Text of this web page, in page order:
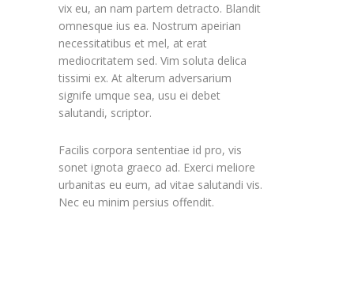
vix eu, an nam partem detracto. Blandit
omnesque ius ea. Nostrum apeirian
necessitatibus et mel, at erat
mediocritatem sed. Vim soluta delica
tissimi ex. At alterum adversarium
signife umque sea, usu ei debet
salutandi, scriptor.
Facilis corpora sententiae id pro, vis
sonet ignota graeco ad. Exerci meliore
urbanitas eu eum, ad vitae salutandi vis.
Nec eu minim persius offendit.